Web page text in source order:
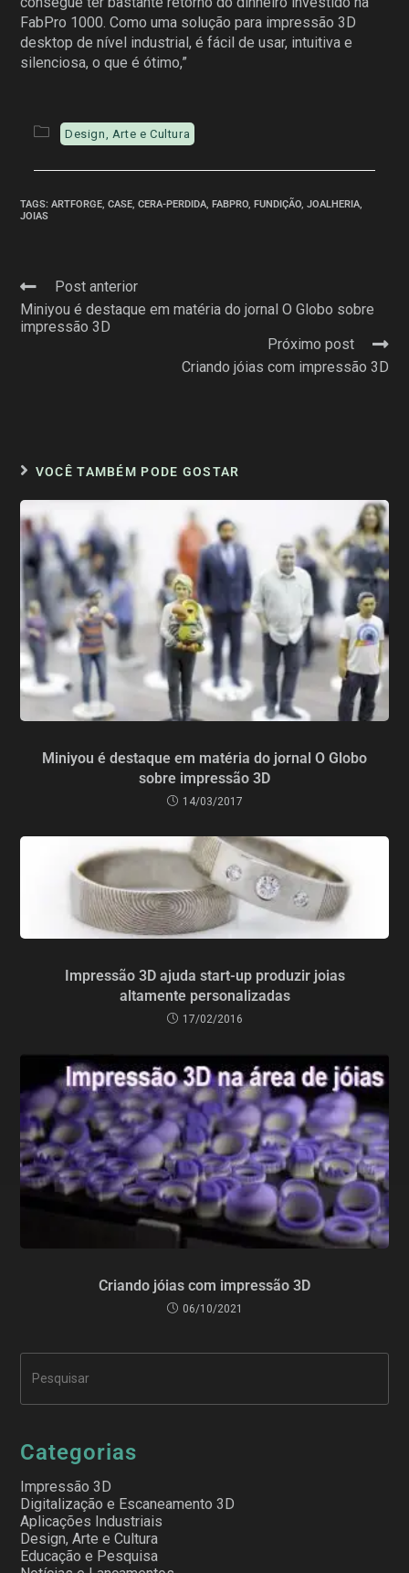
FabPro 1000. Como uma solução para impressão 3D
desktop de nível industrial, é fácil de usar, intuitiva e
silenciosa, o que é ótimo,”
Design, Arte e Cultura
TAGS:ARTFORGE, CASE, CERA-PERDIDA, FABPRO, FUNDIÇÃO, JOALHERIA,
JOIAS
Post anterior
Miniyou é destaque em matéria do jornal O Globo sobre
impressão 3D
Próximo post
Criando jóias com impressão 3D
VOCÊ TAMBÉM PODE GOSTAR
Miniyou é destaque em matéria do jornal O Globo
sobre impressão 3D
14/03/2017
Impressão 3D ajuda start-up produzir joias
altamente personalizadas
17/02/2016
Criando jóias com impressão 3D
06/10/2021
Categorias
Impressão 3D
Digitalização e Escaneamento 3D
Aplicações Industriais
Design, Arte e Cultura
Educação e Pesquisa